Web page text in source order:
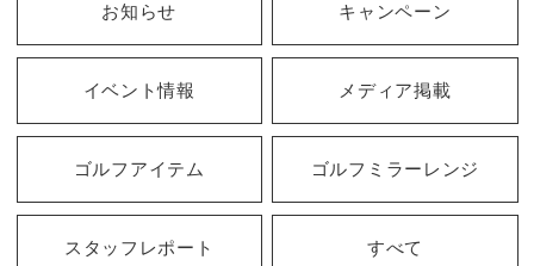
お知らせ キャンペーン
イベント情報 メディア掲載
ゴルフアイテム ゴルフミラーレンジ
スタッフレポート すべて